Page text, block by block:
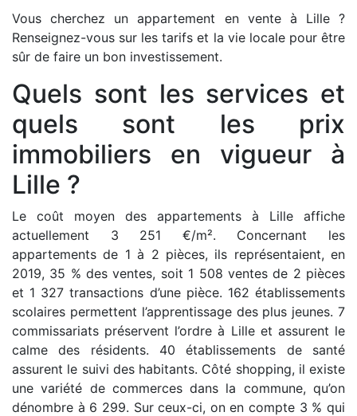
Vous cherchez un appartement en vente à Lille ?
Renseignez-vous sur les tarifs et la vie locale pour être
sûr de faire un bon investissement.
Quels sont les services et
quels sont les prix
immobiliers en vigueur à
Lille ?
Le coût moyen des appartements à Lille affiche
actuellement 3 251 €/m². Concernant les
appartements de 1 à 2 pièces, ils représentaient, en
2019, 35 % des ventes, soit 1 508 ventes de 2 pièces
et 1 327 transactions d’une pièce. 162 établissements
scolaires permettent l’apprentissage des plus jeunes. 7
commissariats préservent l’ordre à Lille et assurent le
calme des résidents. 40 établissements de santé
assurent le suivi des habitants. Côté shopping, il existe
une variété de commerces dans la commune, qu’on
dénombre à 6 299. Sur ceux-ci, on en compte 3 % qui